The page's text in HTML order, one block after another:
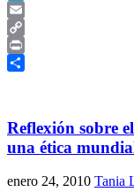
Skype
Email
Copy
Link
Print
Reflexión sobre
una ética
enero 24, 2010 Tania